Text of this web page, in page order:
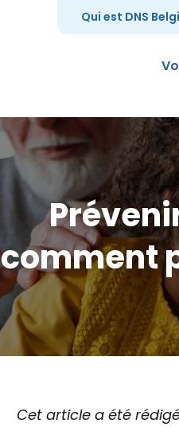
RechercherQui est DNS
comment
Cet article a été